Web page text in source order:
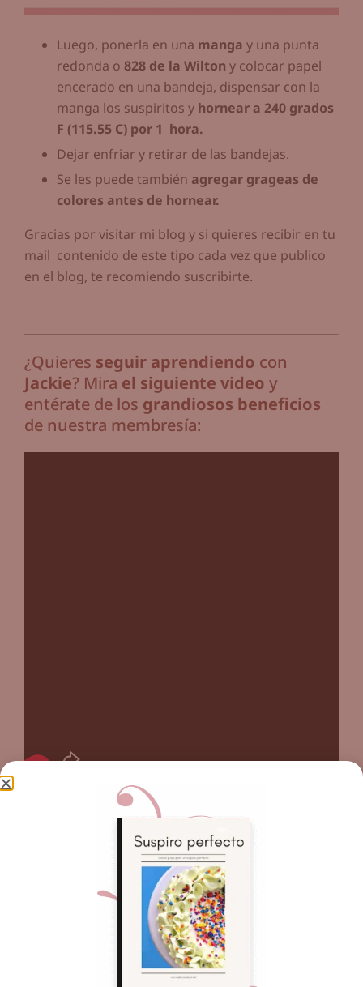
Luego, ponerla en una manga y una punta
redonda o 828 de la Wilton y colocar papel
encerado en una bandeja, dispensar con la
manga los suspiritos y hornear a 240 grados
F (115.55 C) por 1 hora.
Dejar enfriar y retirar de las bandejas.
Se les puede también agregar grageas de
colores antes de hornear.
Gracias por visitar mi blog y si quieres recibir en tu
mail contenido de este tipo cada vez que publico
en el blog, te recomiendo suscribirte.
¿Quieres seguir aprendiendo con
Jackie? Mira el siguiente video y
entérate de los grandiosos beneficios
de nuestra membresía:
Mensualmente le podrás sacar mucho
, el cual incluyetalleres privados
para los miembros,
en nuestros cursos online publicados y
y forma parte,inscribiéndote en el